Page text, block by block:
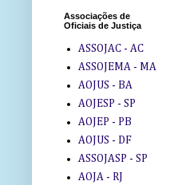
Associações de
Oficiais de Justiça
ASSOJAC - AC
ASSOJEMA - MA
AOJUS - BA
AOJESP - SP
AOJEP - PB
AOJUS - DF
ASSOJASP - SP
AOJA - RJ